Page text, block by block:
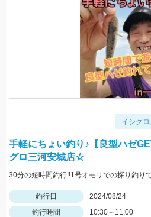
イシグ
手軽にちょい釣り♪【良型ハゼ
グロ三河安城店☆
30分の短時間釣行!!1号オモリでの探り釣り
釣行日
2024/08/24
釣行時間
10:30～11:00